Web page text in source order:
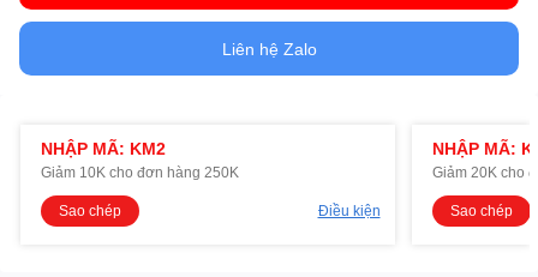
Liên hệ Zalo
NHẬP MÃ: KM2
Giảm 10K cho đơn hàng 250K
Sao chép Điều kiện
NHẬP MÃ:
Giảm 20K cho
Sao chép